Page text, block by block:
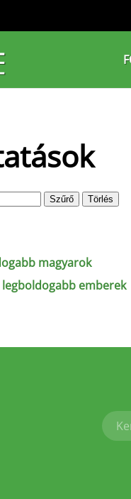
Szűrő Törlés
magyarok
emberek